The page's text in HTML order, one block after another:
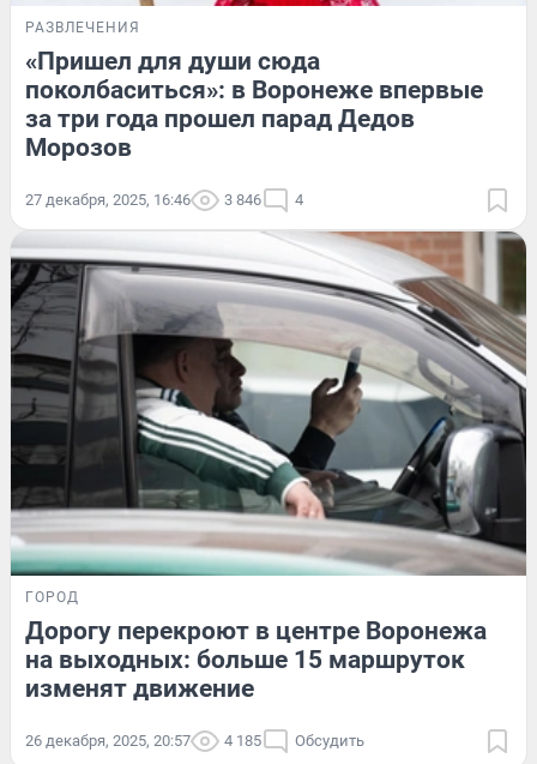
РАЗВЛЕЧЕНИЯ
«Пришел для души сюда
поколбаситься»: в Воронеже впервые
за три года прошел парад Дедов
Морозов
27 декабря, 2025, 16:46 3 846 4
ГОРОД
Дорогу перекроют в центре Воронежа
на выходных: больше 15 маршруток
изменят движение
26 декабря, 2025, 20:57 4 185 Обсудить